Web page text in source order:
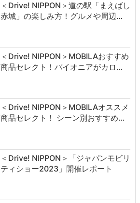
＜Drive! NIPPON＞道の駅「まえばし
赤城」の楽しみ方！グルメや周辺…
＜Drive! NIPPON＞MOBILAおすすめ
商品セレクト！パイオニアがカロ…
＜Drive! NIPPON＞MOBILAオススメ
商品セレクト！ シーン別おすすめ…
＜Drive! NIPPON＞「ジャパンモビリ
ティショー2023」開催レポート